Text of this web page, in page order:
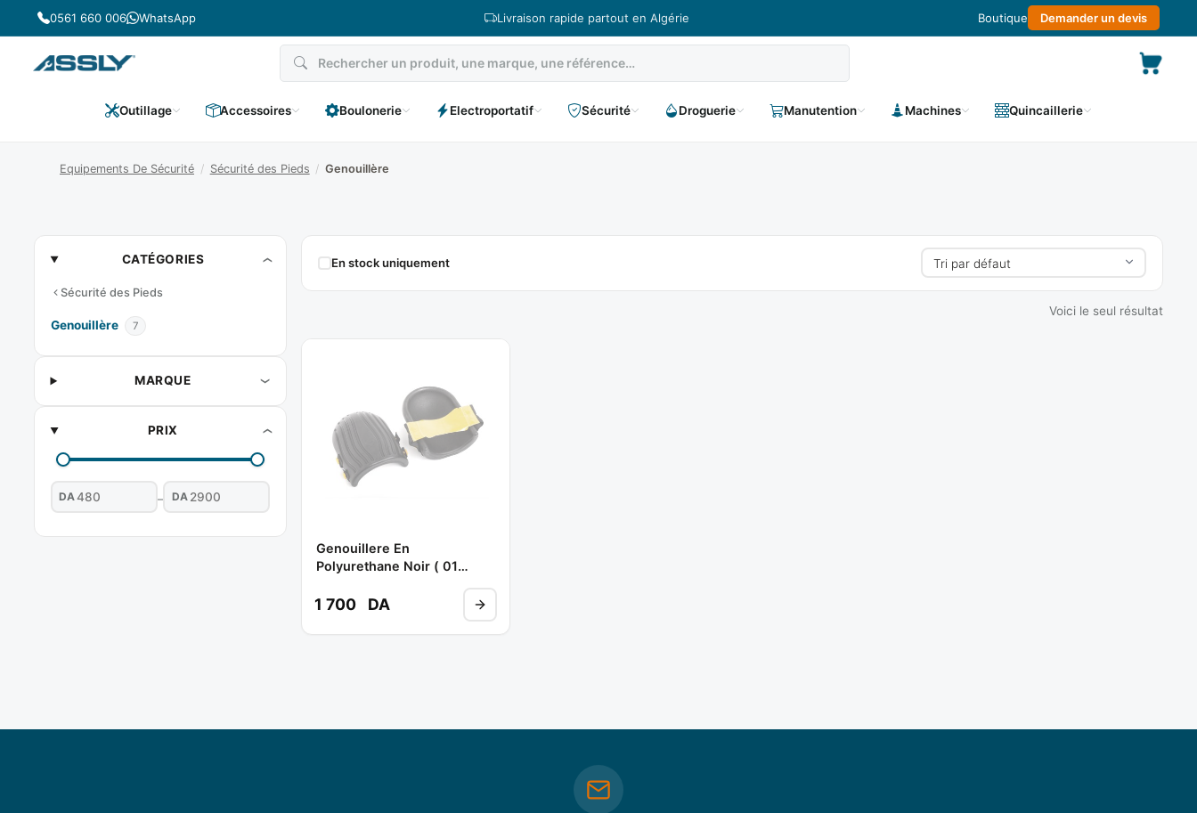
Passer
au
contenu
0561 660 006 WhatsApp Livraison rapide partout en Algérie Boutique Demander un devis
Outillage Accessoires Boulonerie Electroportatif Sécurité Droguerie Manutention Machines Quincaillerie
Equipements De Sécurité / Sécurité des Pieds / Genouillère
Genouillère
CATÉGORIES
Sécurité des Pieds
Genouillère 7
MARQUE
PRIX
DA – DA
En stock uniquement
Voici le seul résultat
Genouillere En
Polyurethane Noir ( 01
Piece ) Ref 318 ** DEKOR
1 700 DA